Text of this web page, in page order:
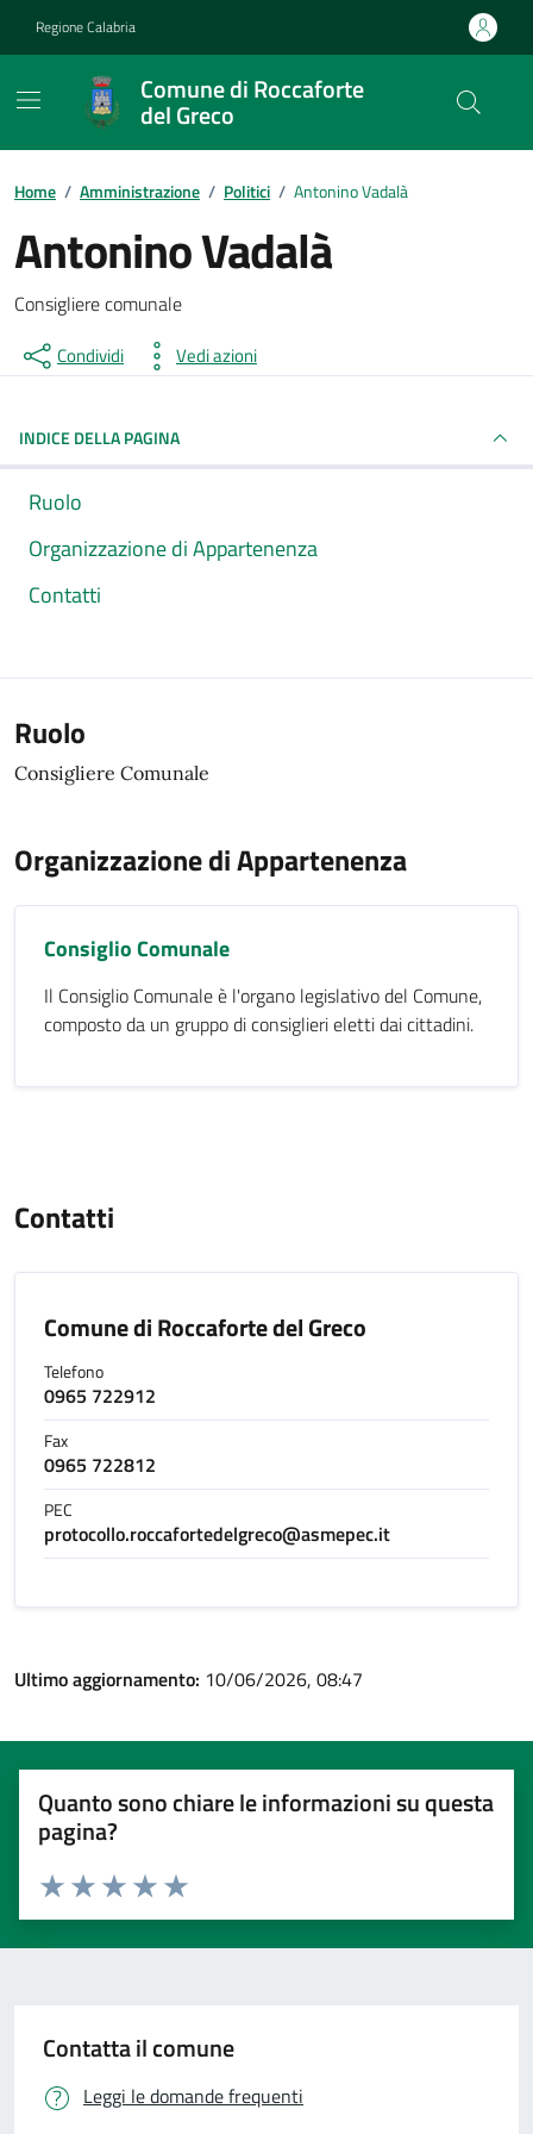
Regione Calabria
Comune di Roccaforte
del Greco
Home / Amministrazione / Politici / Antonino Vadalà
Antonino Vadalà
Consigliere comunale
Condividi Vedi azioni
INDICE DELLA PAGINA
Ruolo
Organizzazione di Appartenenza
Contatti
Ruolo
Consigliere Comunale
Organizzazione di Appartenenza
Consiglio Comunale
Il Consiglio Comunale è l'organo legislativo del Comune,
composto da un gruppo di consiglieri eletti dai cittadini.
Contatti
Comune di Roccaforte del Greco
Telefono
0965 722912
Fax
0965 722812
PEC
protocollo.roccafortedelgreco@asmepec.it
Ultimo aggiornamento: 10/06/2026, 08:47
Quanto sono chiare le informazioni su questa
pagina?
Valuta 5 stelle su 5
Valuta 4 stelle su 5
Valuta 3 stelle su 5
Valuta 2 stelle su 5
Valuta 1 stelle su 5
Contatta il comune
Leggi le domande frequenti